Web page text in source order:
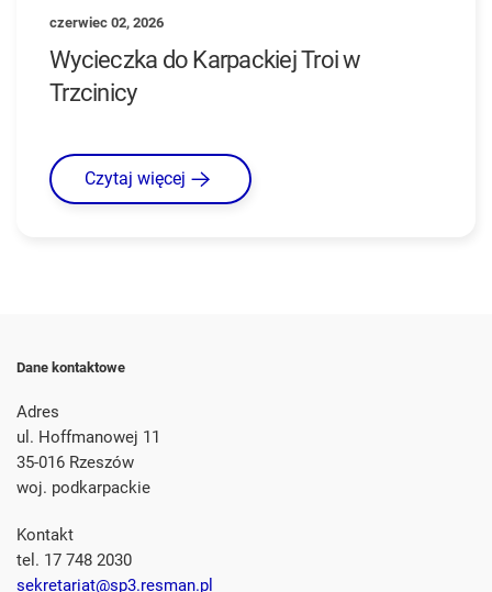
czerwiec 02, 2026
Wycieczka do Karpackiej Troi w
Trzcinicy
Czytaj więcej
Dane kontaktowe
Adres
ul. Hoffmanowej 11
35-016 Rzeszów
woj. podkarpackie
Kontakt
tel. 17 748 2030
sekretariat@sp3.resman.pl